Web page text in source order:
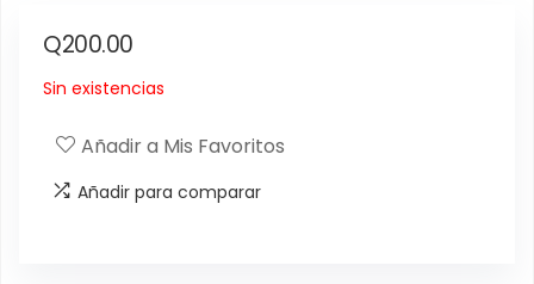
Q200.00
Sin existencias
Añadir a Mis Favoritos
Añadir para comparar